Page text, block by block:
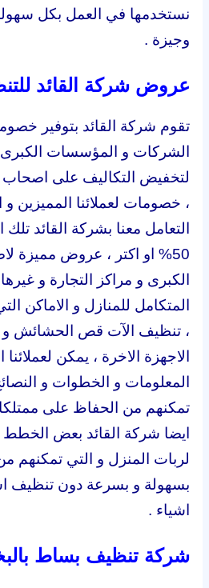
نستخدمها في العمل بكل
وجيزة .
عروض شركة القائد
تقوم شركة القائد بتوفير
الشركات و المؤسسات الكبرى
لتخفيض التكاليف على
، خصومات لعملائنا المميزين
التعامل معنا بشركة القائد
50% او اكتر ،
عروض مميزة
الكبرى و مراكز التجارة و
المتكامل للمنازل و الاماكن
، تنظيف الآت قص الحشائش و
الاجهزة الاخرة ، يمكن
المعلومات و الخطوات و
تمكنهم من الحفاظ على
ايضا شركة القائد بعض الخطط
لربات المنزل و التي تمكنهم
بسهولة و بسرعة دون تنظيف
اشياء .
شركة تنظيف بساط